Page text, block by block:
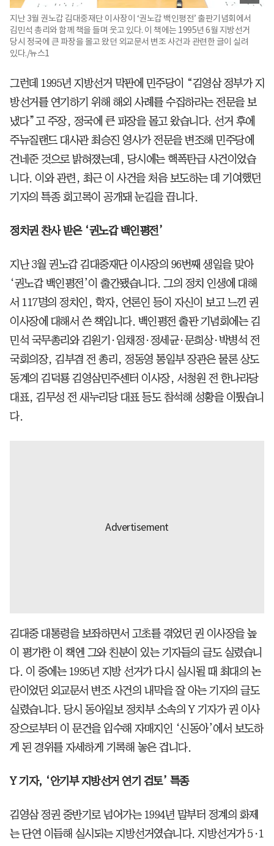
지난 3월 권노갑 김대중재단 이사장이 ‘권노갑 백인평전’ 출판기념회에서
김민석 총리와 함께 책을 들며 웃고 있다. 이 책에는 1995년 6월 지방선거
당시 정국에 큰 파장을 몰고 왔던 외교문서 변조 사건과 관련한 글이 실려
있다./뉴스1
그런데 1995년 지방선거 막판에 민주당이 “김영삼 정부가 지
방선거를 연기하기 위해 해외 사례를 수집하라는 전문을 보
냈다”고 주장, 정국에 큰 파장을 몰고 왔습니다. 선거 후에
주뉴질랜드 대사관 최승진 영사가 전문을 변조해 민주당에
건네준 것으로 밝혀졌는데, 당시에는 핵폭탄급 사건이었습
니다. 이와 관련, 최근 이 사건을 처음 보도하는 데 기여했던
기자의 특종 회고록이 공개돼 눈길을 끕니다.
정치권 찬사 받은 ‘권노갑 백인평전’
지난 3월 권노갑 김대중재단 이사장의 96번째 생일을 맞아
‘권노갑 백인평전’이 출간됐습니다. 그의 정치 인생에 대해
서 117명의 정치인, 학자, 언론인 등이 자신이 보고 느낀 권
이사장에 대해서 쓴 책입니다. 백인평전 출판 기념회에는 김
민석 국무총리와 김원기·임채정·정세균·문희상·박병석 전
국회의장, 김부겸 전 총리, 정동영 통일부 장관은 물론 상도
동계의 김덕룡 김영삼민주센터 이사장, 서청원 전 한나라당
대표, 김무성 전 새누리당 대표 등도 참석해 성황을 이뤘습니
다.
김대중 대통령을 보좌하면서 고초를 겪었던 권 이사장을 높
이 평가한 이 책엔 그와 친분이 있는 기자들의 글도 실렸습니
다. 이 중에는 1995년 지방 선거가 다시 실시될 때 최대의 논
란이었던 외교문서 변조 사건의 내막을 잘 아는 기자의 글도
실렸습니다. 당시 동아일보 정치부 소속의 Y 기자가 권 이사
장으로부터 이 문건을 입수해 자매지인 ‘신동아’에서 보도하
게 된 경위를 자세하게 기록해 놓은 겁니다.
Y 기자, ‘안기부 지방선거 연기 검토’ 특종
김영삼 정권 중반기로 넘어가는 1994년 말부터 정계의 화제
는 단연 이듬해 실시되는 지방선거였습니다. 지방선거가 5·1